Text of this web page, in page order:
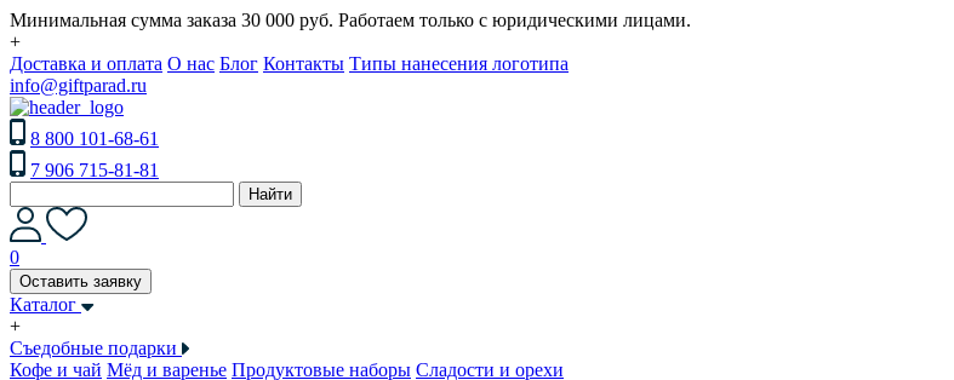
Минимальная сумма заказа 30 000 руб. Работаем только с юридическими лицами.
+
Доставка и оплата О нас Блог Контакты Типы нанесения логотипа
info@giftparad.ru
8 800 101-68-61
7 906 715-81-81
Найти
0
Оставить заявку
Каталог
+
Съедобные подарки
Кофе и чай Мёд и варенье Продуктовые наборы Сладости и орехи